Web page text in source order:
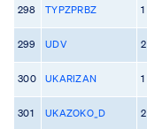
298 TYPZPRBZ 1
299 UDV 2
300 UKARIZAN 1
301 UKAZOKO_D 2